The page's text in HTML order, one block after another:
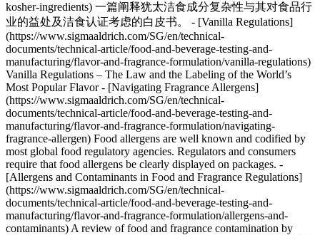
kosher-ingredients) 一篇阐释犹太洁食成分复杂性与其对食品行
业的益处及洁食认证考虑的白皮书。 - [Vanilla Regulations]
(https://www.sigmaaldrich.com/SG/en/technical-
documents/technical-article/food-and-beverage-testing-and-
manufacturing/flavor-and-fragrance-formulation/vanilla-regulations)
Vanilla Regulations – The Law and the Labeling of the World’s
Most Popular Flavor - [Navigating Fragrance Allergens]
(https://www.sigmaaldrich.com/SG/en/technical-
documents/technical-article/food-and-beverage-testing-and-
manufacturing/flavor-and-fragrance-formulation/navigating-
fragrance-allergen) Food allergens are well known and codified by
most global food regulatory agencies. Regulators and consumers
require that food allergens be clearly displayed on packages. -
[Allergens and Contaminants in Food and Fragrance Regulations]
(https://www.sigmaaldrich.com/SG/en/technical-
documents/technical-article/food-and-beverage-testing-and-
manufacturing/flavor-and-fragrance-formulation/allergens-and-
contaminants) A review of food and fragrance contamination by